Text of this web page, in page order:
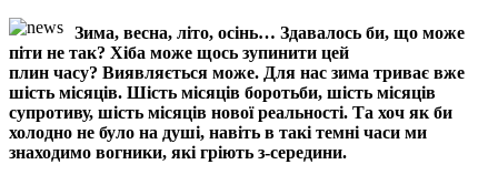
Зима, весна, літо, осінь… Здавалось би, що може
піти не так? Хіба може щось зупинити цей
плин часу? Виявляється може. Для нас зима триває вже
шість місяців. Шість місяців боротьби, шість місяців
супротиву, шість місяців нової реальності. Та хоч як би
холодно не було на душі, навіть в такі темні часи ми
знаходимо вогники, які гріють з-середини.